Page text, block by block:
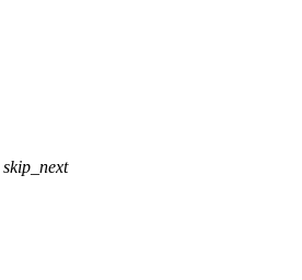
skip_next